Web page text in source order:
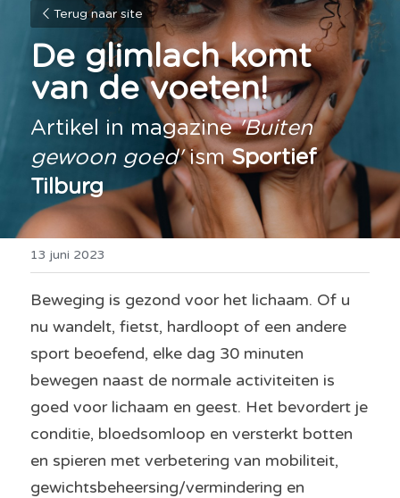
Terug naar site
De glimlach komt
van de voeten!
Artikel in magazine 'Buiten
gewoon goed' ism Sportief
Tilburg
13 juni 2023
Beweging is gezond voor het lichaam. Of u
nu wandelt, fietst, hardloopt of een andere
sport beoefend, elke dag 30 minuten
bewegen naast de normale activiteiten is
goed voor lichaam en geest. Het bevordert je
conditie, bloedsomloop en versterkt botten
en spieren met verbetering van mobiliteit,
gewichtsbeheersing/vermindering en